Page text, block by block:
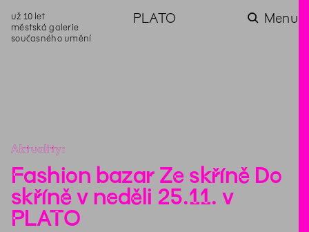
už 10 let
městská galerie
současného umění
PLATO Menu
Aktuality
Fashion bazar Ze skříně Do
skříně v neděli 25.11. v
PLATO